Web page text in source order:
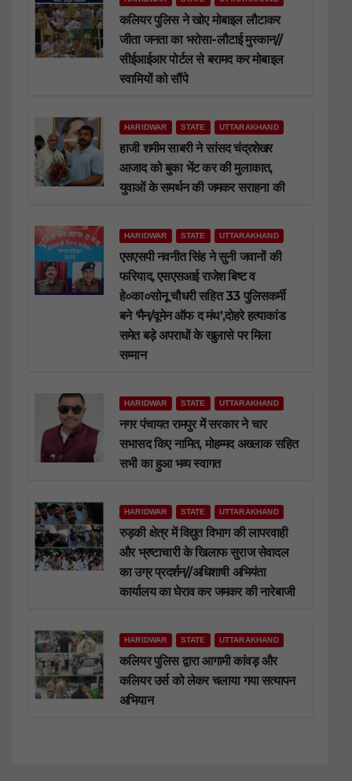
कलियर पुलिस ने खोए मोबाइल लौटाकर
जीता जनता का भरोसा-लौटाई मुस्कान//
सीईआईआर पोर्टल से बरामद कर मोबाइल
स्वामियों को सौंपे
HARIDWAR STATE UTTARAKHAND
हाजी शमीम साबरी ने सांसद चंद्रशेखर
आजाद को बुका भेंट कर की मुलाकात,
युवाओं के समर्थन की जमकर सराहना की
HARIDWAR STATE UTTARAKHAND
एसएसपी नवनीत सिंह ने सुनी जवानों की
फरियाद, एसएसआई राजेश बिष्ट व
हे०का०सोनू चौधरी सहित 33 पुलिसकर्मी
बने ‘मैन/वूमेन ऑफ द मंथ’,दोहरे हत्याकांड
समेत बड़े अपराधों के खुलासे पर मिला
सम्मान
HARIDWAR STATE UTTARAKHAND
नगर पंचायत रामपुर में सरकार ने चार
सभासद किए नामित, मोहम्मद अख्लाक सहित
सभी का हुआ भव्य स्वागत
HARIDWAR STATE UTTARAKHAND
रुड़की क्षेत्र में विद्युत विभाग की लापरवाही
और भ्रष्टाचारी के खिलाफ सुराज सेवादल
का उग्र प्रदर्शन//अधिशाषी अभियंता
कार्यालय का घेराव कर जमकर की नारेबाजी
HARIDWAR STATE UTTARAKHAND
कलियर पुलिस द्वारा आगामी कांवड़ और
कलियर उर्स को लेकर चलाया गया सत्यापन
अभियान